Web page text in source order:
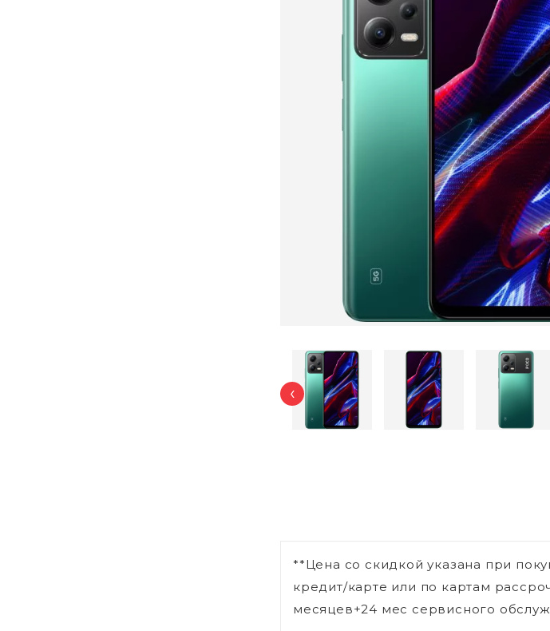
‹
**Цена со скидкой указана при
кредит/карте или по картам
месяцев+24 мес сервисного